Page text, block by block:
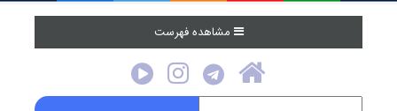
مشاهده فهرست